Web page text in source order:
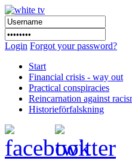
Login Forgot your password?
Start
Financial crisis - way out
Practical conspiracies
Reincarnation against
Historieförfalskning